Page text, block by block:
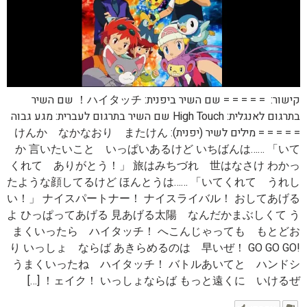
קישור: = = = = = שם השיר ביפנית: ハイタッチ！ שם השיר
בתרגום לאנגלית: High Touch שם השיר בתרגום לעברית: מגע גבוה
= = = = = מילים לשיר (יפנית): けんか なかなおり またけん
か 言いたいこと いっぱいあるけど いちばんは…… 「いて
くれて ありがとう！」 旅はみちづれ 世はなさけ わかっ
たような顔してるけど ほんとうは…… 「いてくれて うれし
い！」 ナイスパートナー！ ナイスライバル！ おしてあげる
よ ひっぱってあげる 見あげる太陽 なんだかまぶしくて う
まくいったら ハイタッチ！ へこんじゃっても もとどお
り いっしょ ならば あきらめるのは 早いぜ！ GO GO GO!
うまくいったね ハイタッチ！ バトルあいてと ハンドシ
ェイク！ いっしょならば もっと遠くに いけるぜ！ […]